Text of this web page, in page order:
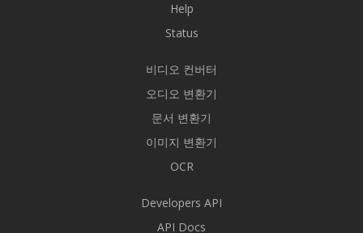
Help
Status
비디오 컨버터
오디오 변환기
문서 변환기
이미지 변환기
OCR
Developers API
API Docs